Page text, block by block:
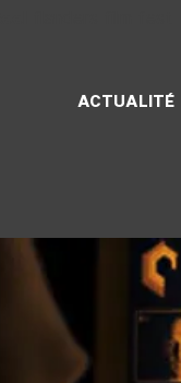
ACTUALITÉ